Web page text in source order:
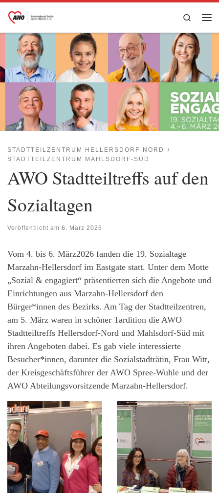
Zum Inhalt springen
Search
STADTTEILZENTRUM HELLERSDORF-NORD
STADTTEILZENTRUM MAHLSDORF-SÜD
AWO Stadtteiltreffs auf den
Sozialtagen
Veröffentlicht am 6. März 2026
Vom 4. bis 6. März2026 fanden die 19. Sozialtage
Marzahn-Hellersdorf im Eastgate statt. Unter dem Motte
„Sozial & engagiert“ präsentierten sich die Angebote und
Einrichtungen aus Marzahn-Hellersdorf den
Bürger*innen des Bezirks. Am Tag der Stadtteilzentren,
am 5. März waren in schöner Tardition die AWO
Stadtteiltreffs Hellersdorf-Nord und Mahlsdorf-Süd mit
ihren Angeboten dabei. Es gab viele interessierte
Besucher*innen, darunter die Sozialstadträtin, Frau Witt,
der Kreisgeschäftsführer der AWO Spree-Wuhle und der
AWO Abteilungsvorsitzende Marzahn-Hellersdorf.